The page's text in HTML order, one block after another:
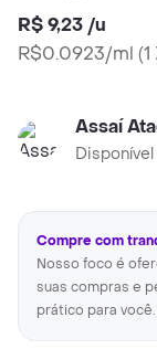
R$ 9,23 /u
R$0.0923/ml (
Assaí
Compre com
Nosso foco é
suas compras e
prático para você.